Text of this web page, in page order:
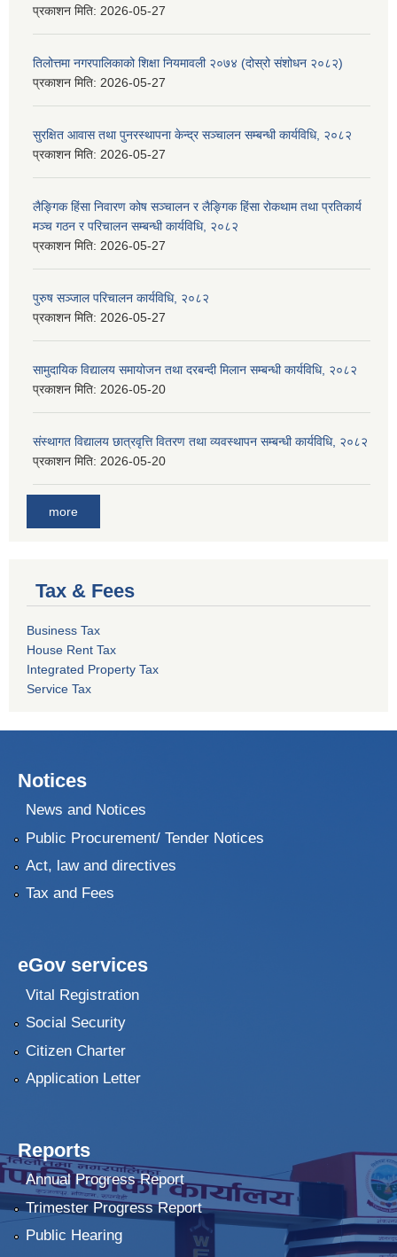
प्रकाशन मिति: 2026-05-27
तिलोत्तमा नगरपालिकाको शिक्षा नियमावली २०७४ (दोस्रो संशोधन २०८२)
प्रकाशन मिति: 2026-05-27
सुरक्षित आवास तथा पुनरस्थापना केन्द्र सञ्चालन सम्बन्धी कार्यविधि, २०८२
प्रकाशन मिति: 2026-05-27
लैङ्गिक हिंसा निवारण कोष सञ्चालन र लैङ्गिक हिंसा रोकथाम तथा प्रतिकार्य
मञ्च गठन र परिचालन सम्बन्धी कार्यविधि, २०८२
प्रकाशन मिति: 2026-05-27
पुरुष सञ्जाल परिचालन कार्यविधि, २०८२
प्रकाशन मिति: 2026-05-27
सामुदायिक विद्यालय समायोजन तथा दरबन्दी मिलान सम्बन्धी कार्यविधि, २०८२
प्रकाशन मिति: 2026-05-20
संस्थागत विद्यालय छात्रवृत्ति वितरण तथा व्यवस्थापन सम्बन्धी कार्यविधि, २०८२
प्रकाशन मिति: 2026-05-20
more
Tax & Fees
Business Tax
House Rent Tax
Integrated Property Tax
Service Tax
Notices
News and Notices
Public Procurement/ Tender Notices
Act, law and directives
Tax and Fees
eGov services
Vital Registration
Social Security
Citizen Charter
Application Letter
Reports
Annual Progress Report
Trimester Progress Report
Public Hearing